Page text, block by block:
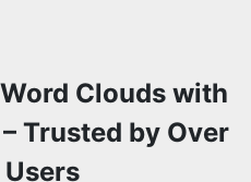
Clouds with
Trusted by Over